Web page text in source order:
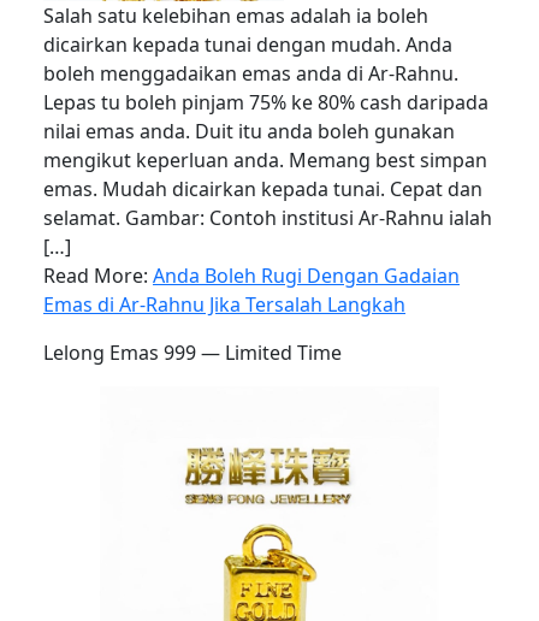
Salah satu kelebihan emas adalah ia boleh
dicairkan kepada tunai dengan mudah. Anda
boleh menggadaikan emas anda di Ar-Rahnu.
Lepas tu boleh pinjam 75% ke 80% cash daripada
nilai emas anda. Duit itu anda boleh gunakan
mengikut keperluan anda. Memang best simpan
emas. Mudah dicairkan kepada tunai. Cepat dan
selamat. Gambar: Contoh institusi Ar-Rahnu ialah
[…]
Read More: Anda Boleh Rugi Dengan Gadaian
Emas di Ar-Rahnu Jika Tersalah Langkah
Lelong Emas 999 — Limited Time